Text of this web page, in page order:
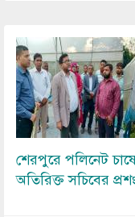
Image
শেরপুরে পলিনেট
অতিরিক্ত সচিবের